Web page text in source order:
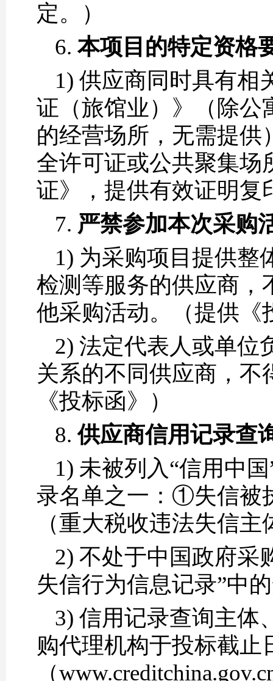
定。）
6. 本项目的特定资格
1) 供应商同时具有
证（旅馆业）》（除公
的经营场所，无需提
全许可证或公共聚集场
证》，提供有效证明复
7. 严禁参加本次采购
1) 为采购项目提供整
检测等服务的供应商，
他采购活动。（提供《
2) 法定代表人或单位
关系的不同供应商，
《投标函》）
8.供应商信用记录查
1) 未被列入“信用中
录名单之一：①失信被
（重大税收违法失信
2) 不处于中国政府采
失信行为信息记录”中
3) 信用记录查询主
购代理机构于投标截止
（